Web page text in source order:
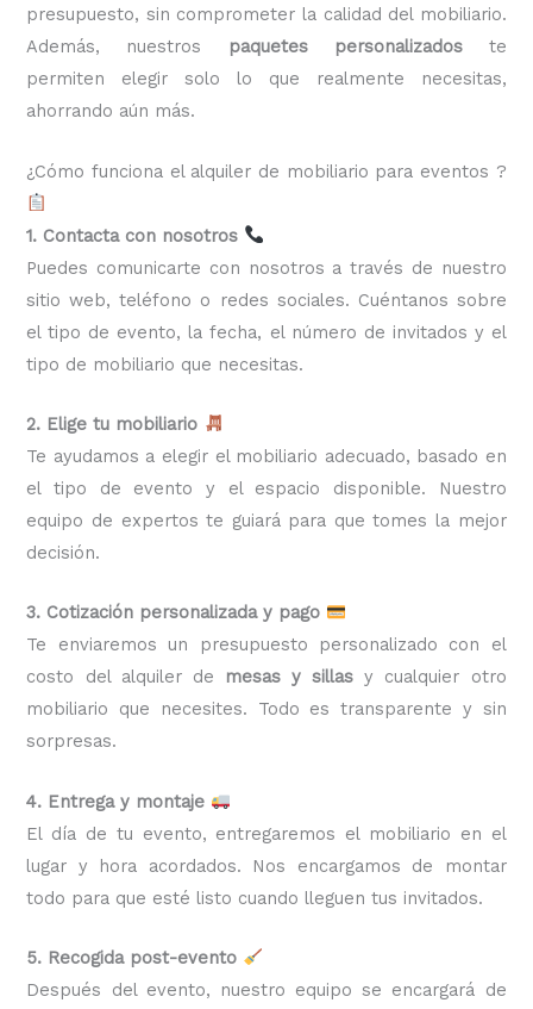
presupuesto, sin comprometer la calidad del mobiliario.
Además, nuestros
paquetes personalizadoste
permiten elegir solo lo que realmente necesitas,
ahorrando aún más.
¿Cómo funciona el alquiler de mobiliario para eventos ?
1. Contacta con nosotros
Puedes comunicarte con nosotros a través de nuestro
sitio web, teléfono o redes sociales. Cuéntanos sobre
el tipo de evento, la fecha, el número de invitados y el
tipo de mobiliario que necesitas.
2. Elige tu mobiliario
Te ayudamos a elegir el mobiliario adecuado, basado en
el tipo de evento y el espacio disponible. Nuestro
equipo de expertos te guiará para que tomes la mejor
decisión.
3. Cotización personalizada y pago
Te enviaremos un presupuesto personalizado con el
costo del alquiler de
mesas y sillas y cualquier otro
mobiliario que necesites. Todo es transparente y sin
sorpresas.
4. Entrega y montaje
El día de tu evento, entregaremos el mobiliario en el
lugar y hora acordados. Nos encargamos de montar
todo para que esté listo cuando lleguen tus invitados.
5. Recogida post-evento
Después del evento, nuestro equipo se encargará de